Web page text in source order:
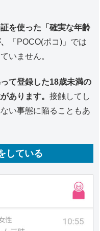
を使った「確実な年齢
「POCO(ポコ)」では
いません。
て登録した18歳未満の
あります。接触してし
い事態に陥ることもあ
している